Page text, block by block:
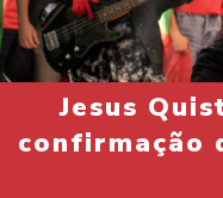
Jesus
confirmação